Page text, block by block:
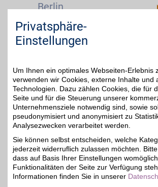
☎ 0800 - 279 25 82
Berlin
DAZN
Mit dem
Jahr erleben:
Hause,
zeitversetzt oder
Rückblick.
umfangreiche
Sportangebot
und BSW-Vorteil
Zum
DAZN Gutschein
Privatsphäre-
Einstellungen
Um Ihnen ein optimales Webseiten-Erlebnis
verwenden wir Cookies, externe Inhalte und
Technologien. Dazu zählen Cookies, die für
Seite und für die Steuerung unserer
Unternehmensziele notwendig sind, sowie
pseudonymisiert und anonymisiert zu
Analysezwecken verarbeitet werden.
Sie können selbst entscheiden, welche
jederzeit widerruflich zulassen möchten.
dass auf Basis Ihrer Einstellungen
Funktionalitäten der Seite zur Verfügung
Informationen finden Sie in unserer